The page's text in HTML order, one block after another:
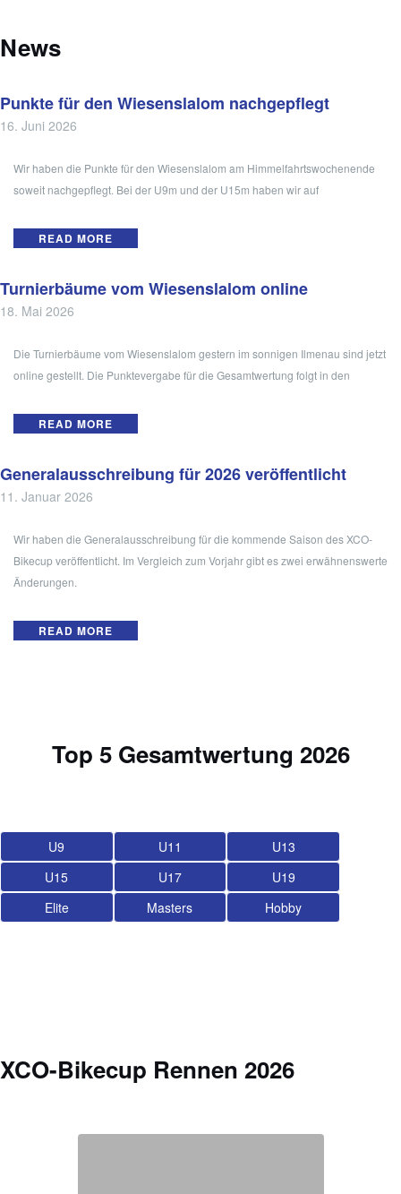
News
Punkte für den Wiesenslalom nachgepflegt
16. Juni 2026
Wir haben die Punkte für den Wiesenslalom am Himmelfahrtswochenende
soweit nachgepflegt. Bei der U9m und der U15m haben wir auf
READ MORE
Turnierbäume vom Wiesenslalom online
18. Mai 2026
Die Turnierbäume vom Wiesenslalom gestern im sonnigen Ilmenau sind jetzt
online gestellt. Die Punktevergabe für die Gesamtwertung folgt in den
READ MORE
Generalausschreibung für 2026 veröffentlicht
11. Januar 2026
Wir haben die Generalausschreibung für die kommende Saison des XCO-
Bikecup veröffentlicht. Im Vergleich zum Vorjahr gibt es zwei erwähnenswerte
Änderungen.
READ MORE
Top 5 Gesamtwertung 2026
U9 U11
U13
U15
U17
U19
Elite
Masters Hobby
XCO-Bikecup Rennen 2026